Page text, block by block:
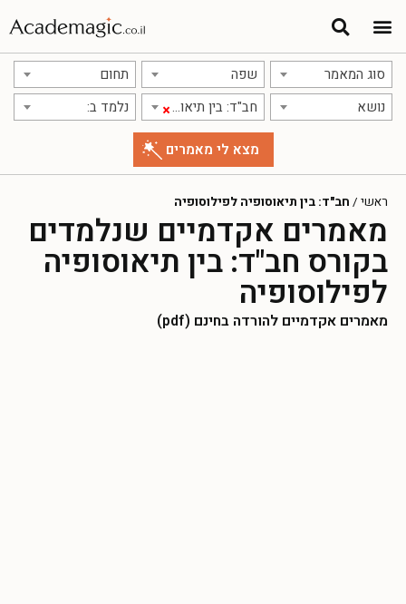
סוג המאמר שפה
תחום
נושא
×חב"ד: בין תיאוסופיה לפילוסופיה נלמד ב:
ראשי / חב"ד: בין תיאוסופיה לפילוסופיה
מאמרים אקדמיים שנלמדים
בקורס חב"ד: בין תיאוסופיה
לפילוסופיה
מאמרים אקדמיים להורדה בחינם (pdf)